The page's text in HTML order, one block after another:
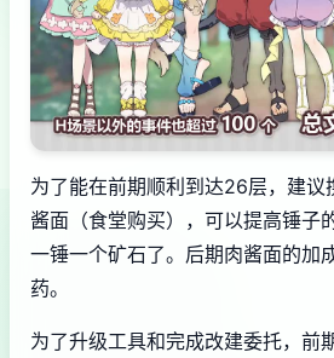
为了能在前期顺利到达26层，建议
酱面（食堂购买），可以提高锤子
一锤一个矿石了。后期肉酱面的加
药。
为了升级工具和完成改建委托，前